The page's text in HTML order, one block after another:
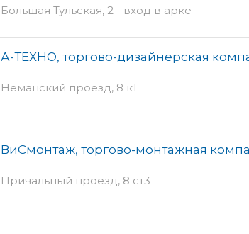
Большая Тульская, 2 - вход в арке
А-ТЕХНО, торгово-дизайнерская
Неманский проезд, 8 к1
ВиСмонтаж, торгово-монтажная
Причальный проезд, 8 ст3